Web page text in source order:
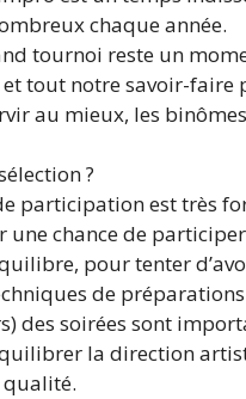
chaque année.
tournoi reste un
tout notre savoir-faire
au mieux, les
?
participation est très
une chance de
pour tenter
de
des soirées sont
la direction